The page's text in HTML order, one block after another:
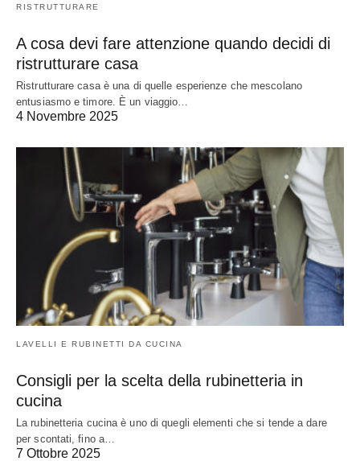
RISTRUTTURARE
A cosa devi fare attenzione quando decidi di
ristrutturare casa
Ristrutturare casa è una di quelle esperienze che mescolano
entusiasmo e timore. È un viaggio…
4 Novembre 2025
LAVELLI E RUBINETTI DA CUCINA
Consigli per la scelta della rubinetteria in
cucina
La rubinetteria cucina è uno di quegli elementi che si tende a dare
per scontati, fino a…
7 Ottobre 2025